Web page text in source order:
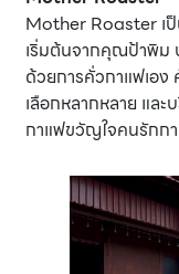
Mother Roaster เ
เริ่มต้นจากคุณป้าพิม
ด้วยการคั่วกาแฟเอง
เลือกหลากหลาย แล
กาแฟขวัญใจคนรักก